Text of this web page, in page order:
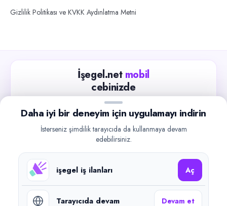
Gizlilik Politikası ve KVKK Aydınlatma Metni
İşegel.net mobil
cebinizde
Güncel iş ilanlarını takip edin, işverenlerle hızlıca
iletişime geçin.
Google Play
©2026işegel.net. Tüm hakları saklıdır.
Daha iyi bir deneyim için uygulamayı indirin
İsterseniz şimdilik tarayıcıda da kullanmaya devam
edebilirsiniz.
işegel iş ilanları Aç
Tarayıcıda devam Devam et